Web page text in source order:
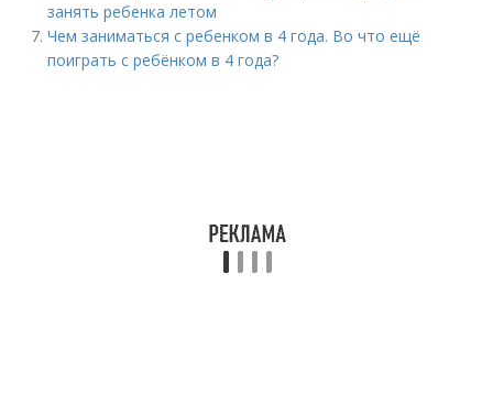
занять ребенка летом
Чем заниматься с ребенком в 4 года. Во что ещё
поиграть с ребёнком в 4 года?